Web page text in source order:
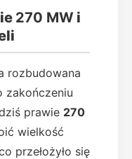
270 MW i
rozbudowana
zakończeniu
prawie 270
wielkość
przełożyło się